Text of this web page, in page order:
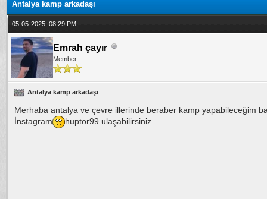
Antalya kamp arkadaşı
05-05-2025, 08:29 PM,
Emrah çayır
Member
Antalya kamp arkadaşı
Merhaba antalya ve çevre illerinde beraber kamp yapabileceğim
İnstagram
huptor99 ulaşabilirsiniz